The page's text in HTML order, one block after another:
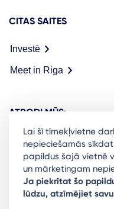
CITAS SAITES
Investē
Meet in Riga
ATRODI MŪS:
Ready to stay in the
community?
Lai šī tīmekļvietne
nepieciešamās
papildus šajā vietnē
un mārketingam
Ja piekrītat šo
lūdzu, atzīmējiet